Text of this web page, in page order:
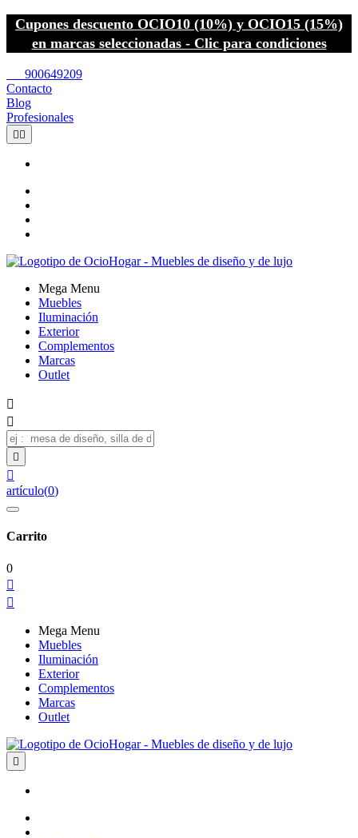
Cupones descuento OCIO10 (10%) y OCIO15 (15%)
en marcas seleccionadas - Clic para condiciones
900649209
Contacto
Blog
Profesionales
 
Mega Menu
Muebles
Iluminación
Exterior
Complementos
Marcas
Outlet




artículo(0)
Carrito
0


Mega Menu
Muebles
Iluminación
Exterior
Complementos
Marcas
Outlet
